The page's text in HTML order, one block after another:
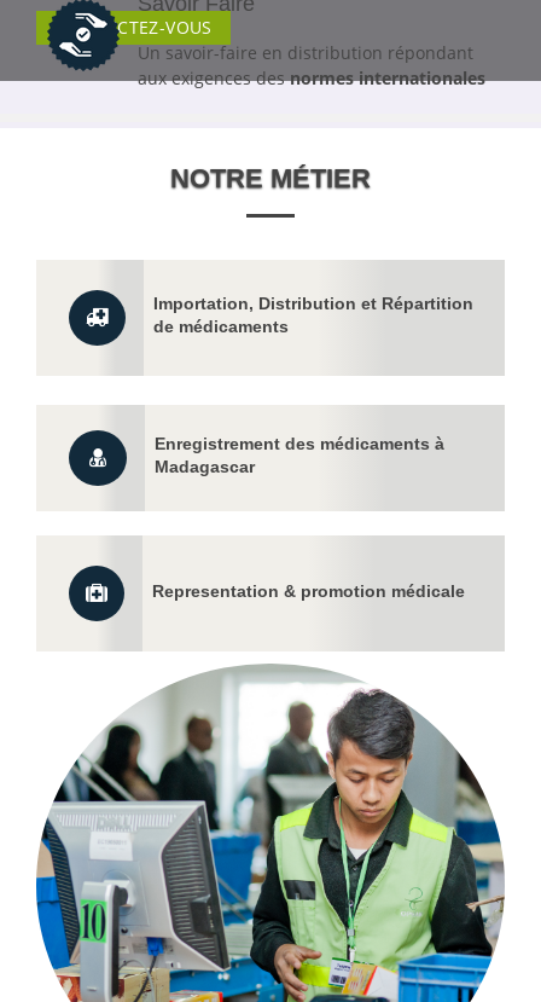
CONNECTEZ-VOUS
Un savoir-faire en distribution répondant
aux exigences desnormes internationales
NOTRE MÉTIER
Importation, Distribution et Répartition
de médicaments
Enregistrement des médicaments à
Madagascar
Representation & promotion médicale